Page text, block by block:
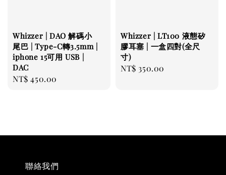
Whizzer | DAO 解碼小
尾巴 | Type-C轉3.5mm |
iphone 15可用 USB |
DAC
Regular
NT$ 450.00
Whizzer | LT100 液態矽
膠耳塞 | 一盒四對(全尺
寸)
Regular
NT$ 350.00
聯絡我們